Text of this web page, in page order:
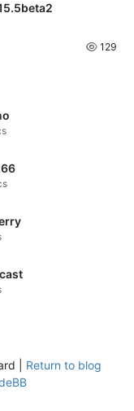
129
| Return to blog